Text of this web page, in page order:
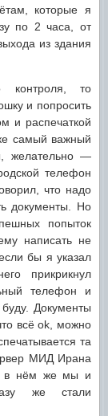
которые я
по 2 часа, от
из здания
контроля, то
и попросить
и распечаткой
самый важный
желательно —
телефон
что надо
документы. Но
попыток
написать не
бы я указал
прикрикнул
телефон и
Документы
всё ok, можно
та
МИД Ирана
в нём же мы и
же стали